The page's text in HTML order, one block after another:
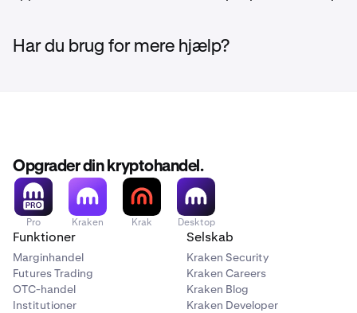
5 Vælg din foretrukne metode.
1 Log indog klik på dit navni øverste højre hjørne af
siden.
2 Klik på Sikkerhed > 2FA Indstillinger.
3
Rul ned til afsnittet Master Key og klik på On/Off-
knappen.
Har du brug for mere hjælp?
Opgrader din kryptohandel.
Pro Kraken Krak Desktop
Funktioner
Marginhandel
Futures Trading
OTC-handel
Institutioner
Selskab
Kraken Security
Kraken Careers
Kraken Blog
Kraken Developer